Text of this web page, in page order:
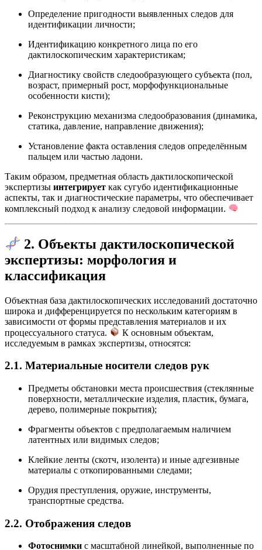
Определение пригодности выявленных следов для
идентификации личности;
Идентификацию конкретного лица по его
дактилоскопическим характеристикам;
Диагностику свойств следообразующего субъекта (пол,
возраст, примерный рост, морфофункциональные
особенности кисти);
Реконструкцию механизма следообразования (динамика,
статика, давление, направление движения);
Установление факта оставления следов определённым
пальцем или частью ладони.
Таким образом, предметная область дактилоскопической
экспертизы интегрирует как сугубо идентификационные
аспекты, так и диагностические параметры, что обеспечивает
комплексный подход к анализу следовой информации.
2. Объекты дактилоскопической
экспертизы: морфология и
классификация
Объектная база дактилоскопических исследований достаточно
широка и дифференцируется по нескольким категориям в
зависимости от формы представления материалов и их
процессуального статуса.
К основным объектам,
исследуемым в рамках экспертизы, относятся:
2.1. Материальные носители следов рук
Предметы обстановки места происшествия (стеклянные
поверхности, металлические изделия, пластик, бумага,
дерево, полимерные покрытия);
Фрагменты объектов с предполагаемым наличием
латентных или видимых следов;
Клейкие ленты (скотч, изолента) и иные адгезивные
материалы с откопированными следами;
Орудия преступления, оружие, инструменты,
транспортные средства.
2.2. Отображения следов
Фотоснимки с масштабной линейкой, выполненные по